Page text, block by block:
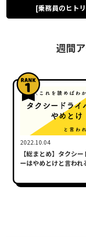
[乗務員のヒト
週間
2022.10.04
【総まとめ】タクシ
ーはやめとけと言われ